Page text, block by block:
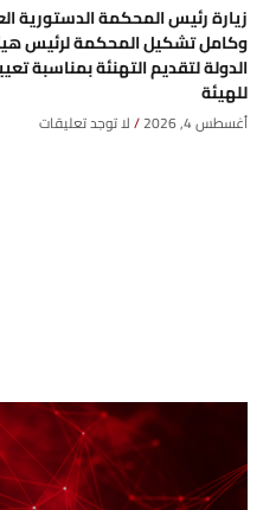
زيارة رئيس المحكمة الدستورية
وكامل تشكيل المحكمة لرئيس
الدولة لتقديم التهنئة بمناسبة
للهيئة
أغسطس 4, 2026 لا توجد تعليقات